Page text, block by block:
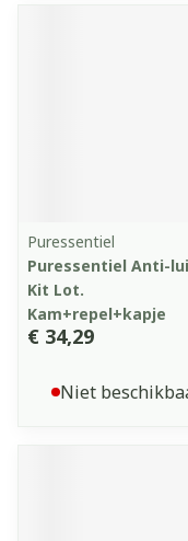
Puressentiel
Puressentiel Anti-
Kit Lot.
Kam+repel+kapje
€ 34,29
Niet